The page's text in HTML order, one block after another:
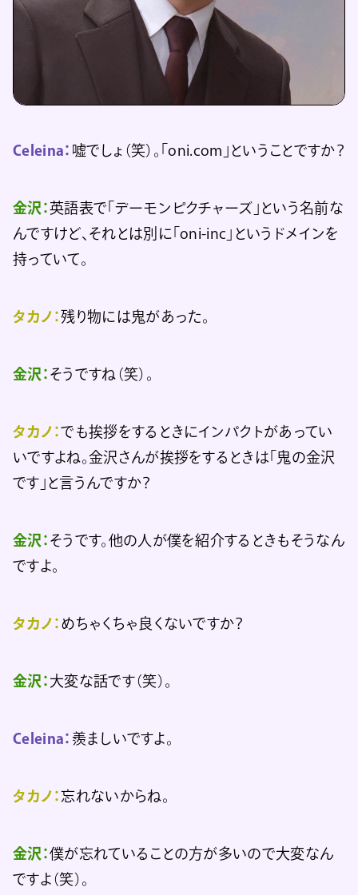
Celeina： 嘘でしょ（笑）。「oni.com」ということですか？
金沢：英語表で「デーモンピクチャーズ」という名前な
んですけど、それとは別に「oni-inc」というドメインを
持っていて。
タカノ：残り物には鬼があった。
金沢： そうですね（笑）。
タカノ：でも挨拶をするときにインパクトがあってい
いですよね。金沢さんが挨拶をするときは「鬼の金沢
です」と言うんですか？
金沢： そうです。他の人が僕を紹介するときもそうなん
ですよ。
タカノ： めちゃくちゃ良くないですか？
金沢： 大変な話です（笑）。
Celeina： 羨ましいですよ。
タカノ：忘れないからね。
金沢：僕が忘れていることの方が多いので大変なん
ですよ（笑）。